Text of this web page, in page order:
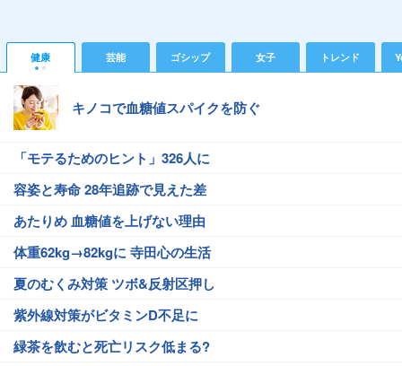
健康 芸能 ゴシップ 女子 トレンド
キノコで血糖値スパイクを防ぐ
「モテるためのヒント」326人に
容姿と寿命 28年追跡で見えた差
あたりめ 血糖値を上げない理由
体重62kg→82kgに 寺田心の生活
夏のむくみ対策 ツボ&反射区押し
紫外線対策がビタミンD不足に
緑茶を飲むと死亡リスク低まる?